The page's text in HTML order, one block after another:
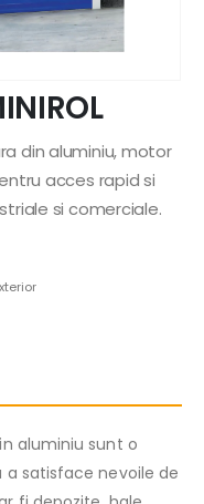
din aluminiu, motor
acces rapid si
si comerciale.
aluminiu sunt o
satisface nevoile de